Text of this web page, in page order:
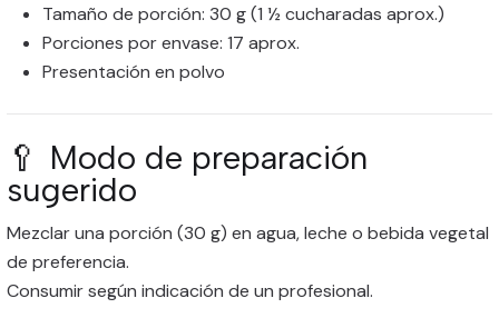
Tamaño de porción: 30 g (1 ½ cucharadas aprox.)
Porciones por envase: 17 aprox.
Presentación en polvo
🥄 Modo de preparación
sugerido
Mezclar una porción (30 g) en agua, leche o bebida vegetal
de preferencia.
Consumir según indicación de un profesional.